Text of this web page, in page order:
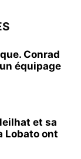
Conrad
équipage
et sa
Lobato ont